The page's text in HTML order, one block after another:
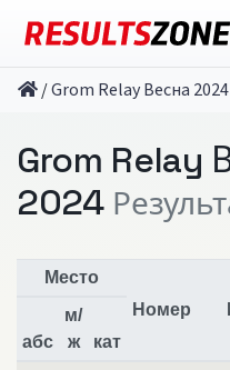
/Grom Relay Весна 2024
Grom Relay
2024
Место
Номер
абс
м/
ж
кат